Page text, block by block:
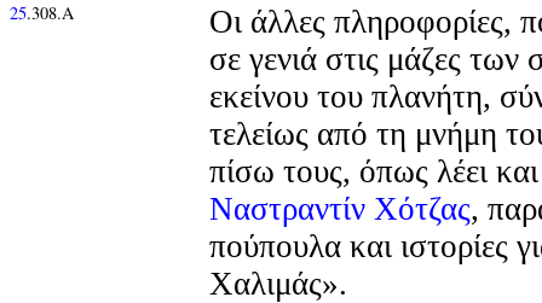
25.308.Α
Οι άλλες πληροφορίες,
σε γενιά στις μάζες
εκείνου του πλανήτη,
τελείως από τη μνήμη
πίσω τους, όπως λέει
Ναστραντίν Χότζας,
πούπουλα και ιστορίες
Χαλιμάς».